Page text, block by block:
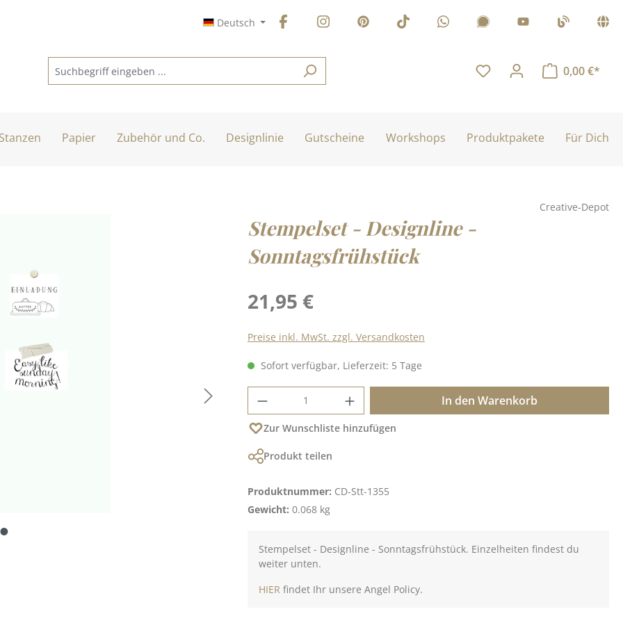
Deutsch
0,00 €*
Stanzen Papier Zubehör und Co. Designlinie Gutscheine Workshops Produktpakete Für Dich
Creative-Depot
Stempelset - Designline -
Sonntagsfrühstück
Regulärer Preis:
21,95 €
Preise inkl. MwSt. zzgl. Versandkosten
Sofort verfügbar, Lieferzeit: 5 Tage
Produkt Anzahl: Gib den gewünschten Wert
In den Warenkorb
Zur Wunschliste hinzufügen
Produkt teilen
Produktnummer: CD-Stt-1355
Gewicht: 0.068 kg
Stempelset - Designline - Sonntagsfrühstück. Einzelheiten findest du
weiter unten.
HIER findet Ihr unsere Angel Policy.